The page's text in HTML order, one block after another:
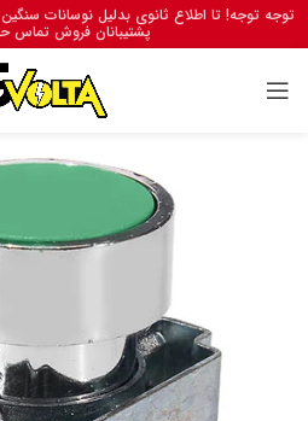
توجه توجه! تا اطلاع ثانوی بدلیل نوسانات
پشتیبانان فروش تماس